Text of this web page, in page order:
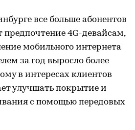
все больше абонентов
предпочтение 4G-девайсам,
мобильного интернета
за год выросло более
в интересах клиентов
улучшать покрытие и
с помощью передовых